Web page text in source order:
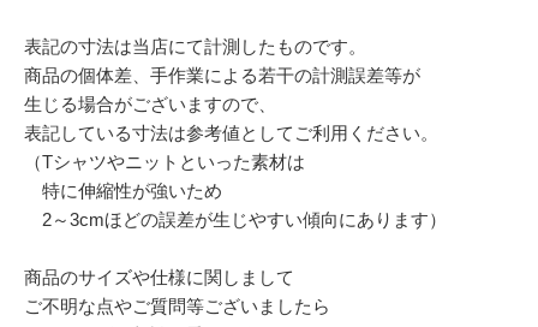
表記の寸法は当店にて計測したものです。
商品の個体差、手作業による若干の計測誤差等が
生じる場合がございますので、
表記している寸法は参考値としてご利用ください。
（Tシャツやニットといった素材は
特に伸縮性が強いため
2～3cmほどの誤差が生じやすい傾向にあります）
商品のサイズや仕様に関しまして
ご不明な点やご質問等ございましたら